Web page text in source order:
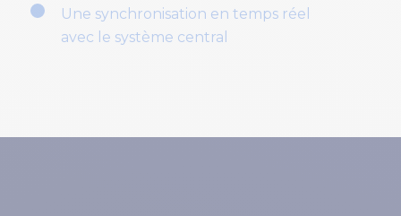
Une synchronisation en temps réel
avec le système central